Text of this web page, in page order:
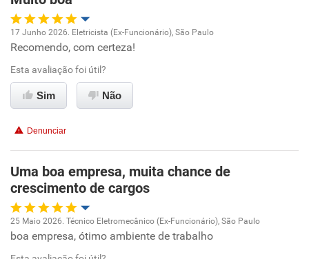
Oportunidade de promoção
Ambiente de trabalho
Benefícios
Recomenda esta empresa
Recomenda a diretoria
17 Junho 2026. Eletricista (Ex-Funcionário), São Paulo
Recomendo, com certeza!
Esta avaliação foi útil?
Sim Não
Denunciar
Uma boa empresa, muita chance de
crescimento de cargos
Oportunidade de promoção
25 Maio 2026. Técnico Eletromecânico (Ex-Funcionário), São Paulo
boa empresa, ótimo ambiente de trabalho